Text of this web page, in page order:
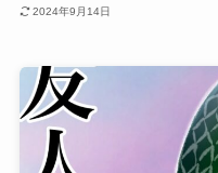
2024年9月14日